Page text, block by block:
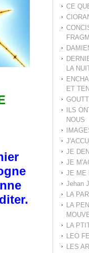
CE
LA
ET
ILS
NOUS
JE
JE
JE ME
Jehan
LA
LA
LA
LEO
LES